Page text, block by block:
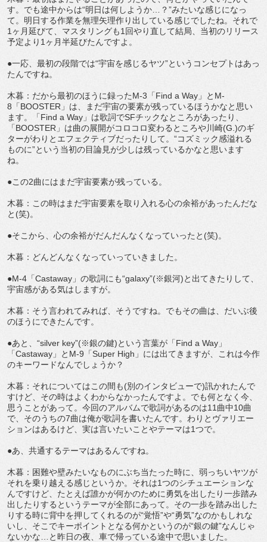
す。でも途中からは“明日は何しようか…？”みたいな感じになっ
て。明日する作業を無理矢理作り出している感じでしたね。それで
1ヶ月延びて、マスタリングも1回やり直して結局、当初のリリース
予定より1ヶ月半延びたんですよ。
●一応、最初の段階では“宇宙を感じるヤツ”というコンセプトはあっ
たんですね。
木暮：だから最初のほうに録ったM-3「Find a Way」とM-
8「BOOSTER」は、まだ宇宙の要素が残っているほうかなと思い
ます。「Find a Way」は歌詞でSFチックなところがあったり、
「BOOSTER」は曲の展開がコロコロ変わるところや川崎(G.)のギ
ターがわりとエフェクティブだったりして。“コズミック感溢れる
ものに”という当初の目論見が少しは残っているかなと思います
ね。
●この2曲にはまだ宇宙要素が残っている。
木暮：この時はまだ宇宙要素を取り入れる心の余裕があったんだな
と(笑)。
●そこから、心の余裕がだんだんなくなっていったと(笑)。
木暮：どんどんなくなっていっていきました。
●M-4「Castaway」の歌詞にも“galaxy”(※銀河)と出てきたりして、
宇宙感がある気はしますが。
木暮：そう言われてみれば、そうですね。でもその曲は、だいぶ後
のほうにできたんです。
●あと、“silver key”(※銀の鍵)という言葉が「Find a Way」
「Castaway」とM-9「Super High」には出てきますが、これは今作
のキーワードなんでしょうか？
木暮：それについてはこの間も(別のインタビューで)訊かれたんで
すけど、その時はよくわからなかったんですよ。でも何となく今、
思うことがあって。今回のアルバムで歌詞があるのは11曲中10曲
で、そのうちの7曲は俺が歌詞を書いたんです。わりとヴァリエー
ションはあるけど、実は言いたいことやテーマは1つで。
●あ、共通するテーマはあるんですね。
木暮：困難や壁みたいなものにぶち当たった時に、弱っちいヤツが
それを乗り越える感じというか。それは1つのシチュエーションな
んですけど、たとえば誰かが何かのために勇気を出したり一歩踏み
出したりするというテーマが全部にあって。その一歩を踏み出した
りする時に背中を押してくれるのが“覚悟”や“勇気”なのかもしれな
いし、そこでキーポイントとなる何かというのが“銀の鍵”なんじゃ
ないかな…と昨日の夜、車で帰っている途中で思いました。